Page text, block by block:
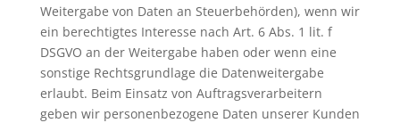
Weitergabe von Daten an Steuerbehörden), wenn wir
ein berechtigtes Interesse nach Art. 6 Abs. 1 lit. f
DSGVO an der Weitergabe haben oder wenn eine
sonstige Rechtsgrundlage die Datenweitergabe
erlaubt. Beim Einsatz von Auftragsverarbeitern
geben wir personenbezogene Daten unserer Kunden